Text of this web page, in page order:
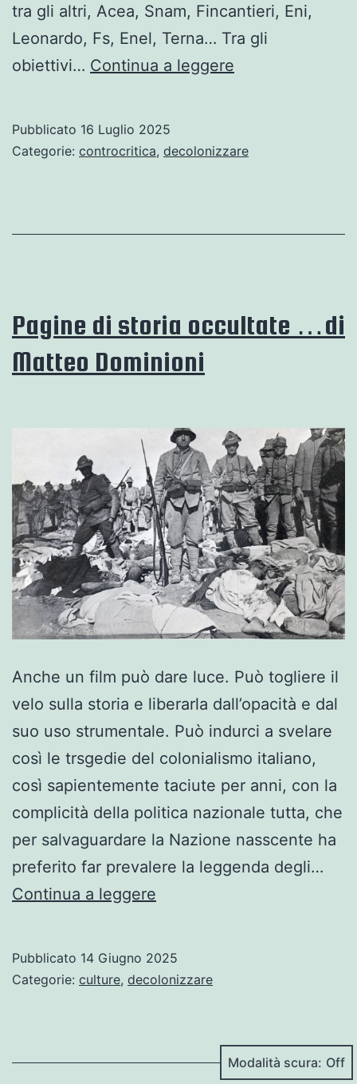
tra gli altri, Acea, Snam, Fincantieri, Eni,
Leonardo, Fs, Enel, Terna… Tra gli
obiettivi… Continua a leggere
Il
Pubblicato 16 Luglio 2025
Categorie: controcritica, decolonizzare
Pagine di storia occultate …di
Matteo Dominioni
Anche un film può dare luce. Può togliere il
velo sulla storia e liberarla dall’opacità e dal
suo uso strumentale. Può indurci a svelare
così le trsgedie del colonialismo italiano,
così sapientemente taciute per anni, con la
complicità della politica nazionale tutta, che
per salvaguardare la Nazione nasscente ha
preferito far prevalere la leggenda degli…
Continua a leggere
occultate
Pubblicato 14 Giugno 2025
Categorie: culture, decolonizzare
Modalità scura: